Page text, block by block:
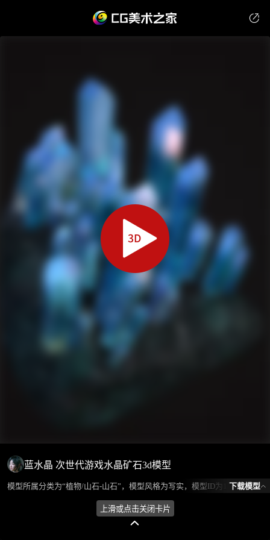
蓝水晶 次世代游戏水晶矿石3d模型
模型所属分类为“植物/山石-山石”，模型风格为写实，模型ID为101242，本模型由设计师 放羊娃的春天 在2024-08-18 14:32:33上传，含.fbx，.gltf相关源文件下载格式，点数为7951，面数为3362，材质数为1，贴图数为5，CG美术之家持续为您更新与数字孪生、影视动画和游戏VR等相关优质资源。
下载模型
上滑或点击关闭卡片